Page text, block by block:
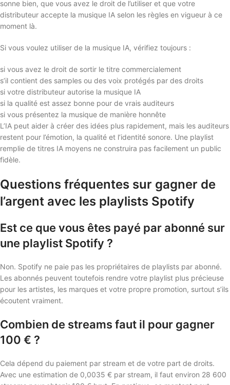
sonne bien, que vous avez le droit de l’utiliser et que votre
distributeur accepte la musique IA selon les règles en vigueur à ce
moment là.
Si vous voulez utiliser de la musique IA, vérifiez toujours :
si vous avez le droit de sortir le titre commercialement
s’il contient des samples ou des voix protégés par des droits
si votre distributeur autorise la musique IA
si la qualité est assez bonne pour de vrais auditeurs
si vous présentez la musique de manière honnête
L’IA peut aider à créer des idées plus rapidement, mais les auditeurs
restent pour l’émotion, la qualité et l’identité sonore. Une playlist
remplie de titres IA moyens ne construira pas facilement un public
fidèle.
Questions fréquentes sur gagner de
l’argent avec les playlists Spotify
Est ce que vous êtes payé par abonné sur
une playlist Spotify ?
Non. Spotify ne paie pas les propriétaires de playlists par abonné.
Les abonnés peuvent toutefois rendre votre playlist plus précieuse
pour les artistes, les marques et votre propre promotion, surtout s’ils
écoutent vraiment.
Combien de streams faut il pour gagner
100 € ?
Cela dépend du paiement par stream et de votre part de droits.
Avec une estimation de 0,0035 € par stream, il faut environ 28 600